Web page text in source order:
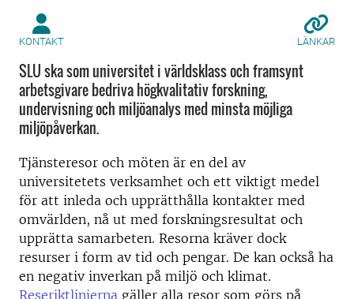
KONTAKT LÄNKAR
SLU ska som universitet i världsklass och framsynt
arbetsgivare bedriva högkvalitativ forskning,
undervisning och miljöanalys med minsta möjliga
miljöpåverkan.
Tjänsteresor och möten är en del av
universitetets verksamhet och ett viktigt medel
för att inleda och upprätthålla kontakter med
omvärlden, nå ut med forskningsresultat och
upprätta samarbeten. Resorna kräver dock
resurser i form av tid och pengar. De kan också ha
en negativ inverkan på miljö och klimat.
Reseriktlinjerna gäller alla resor som görs på